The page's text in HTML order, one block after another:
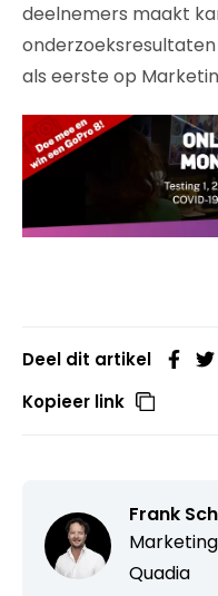
deelnemers maakt
als eerste op
Deel dit artikel
Kopieer link
Frank
Quadia